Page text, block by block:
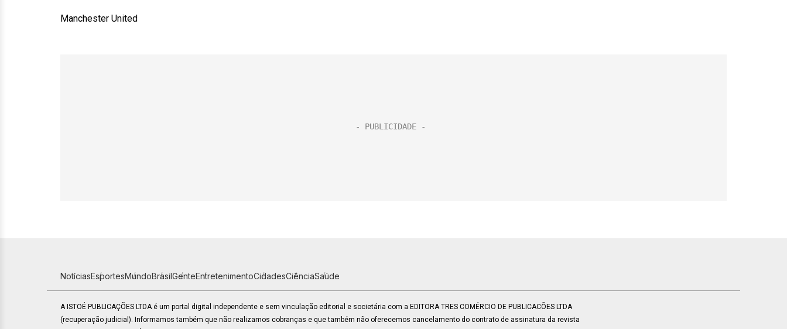
Manchester United
NotíciasEsportesMundoBrasilGenteEntretenimentoCidadesCiênciaSaúde
A ISTOÉ PUBLICAÇÕES LTDA é um portal digital independente e sem vinculação editorial e societária com a EDITORA TRES COMÉRCIO DE PUBLICACÕES LTDA
(recuperação judicial). Informamos também que não realizamos cobranças e que também não oferecemos cancelamento do contrato de assinatura da revista